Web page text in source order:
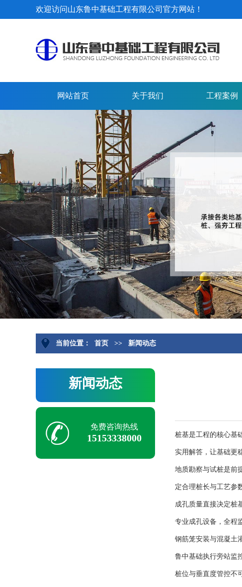
欢迎访问山东鲁中基础工程有限公司官方网站！
网站首页 关于我们 工程案例
当前位置： 首页 >> 新闻动态
新闻动态
免费咨询热线
15153338000 桩基是工程的核心基
实用解答，让基础更
地质勘察与试桩是前
定合理桩长与工艺参
成孔质量直接决定桩
专业成孔设备，全程
钢筋笼安装与混凝土
鲁中基础执行旁站监
桩位与垂直度管控不